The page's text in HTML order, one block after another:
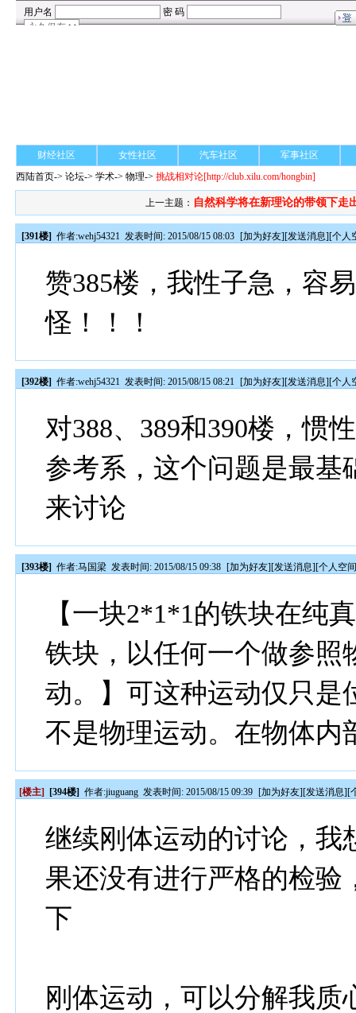
财经社区 女性社区 汽车社区
军事社区
西陆首页->论坛->学术-> 物理->挑战相对论[http://club.xilu.com/hongbin]
上一主题： 自然科学将在新理论的带领下走
[391楼] 作者:wehj54321 发表时间: 2015/08/15 08:03 [加为好友][发送消息][个人
赞385楼，我性子急，容
怪！！！
[392楼] 作者:wehj54321 发表时间: 2015/08/15 08:21 [加为好友][发送消息][个人
对388、389和390楼，惯
参考系，这个问题是最基
来讨论
[393楼] 作者:马国梁 发表时间: 2015/08/15 09:38 [加为好友][发送消息][个人空
【一块2*1*1的铁块在纯
铁块，以任何一个做参照
动。】可这种运动仅只是
不是物理运动。在物体内
[楼主] [394楼] 作者:jiuguang 发表时间: 2015/08/15 09:39 [加为好友][发送消息][
继续刚体运动的讨论，我
果还没有进行严格的检验
下
刚体运动，可以分解我